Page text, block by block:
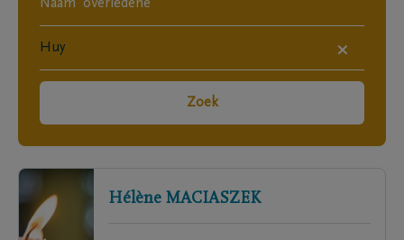
×
Zoek
Hélène MACIASZEK